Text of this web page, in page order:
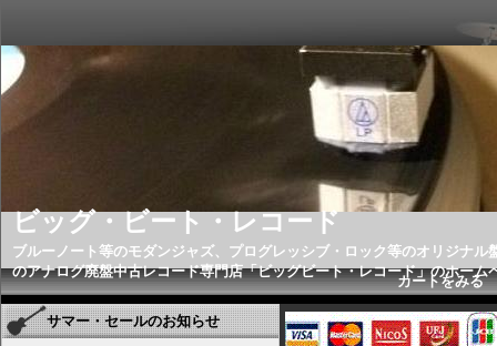
ビッグ・ビート・レコード
ブルーノート等のモダンジャズ、プログレッシブ・ロック等のオリジナル
のアナログ廃盤中古レコード専門店「ビッグビート・レコード」のホーム
カートをみる
サマー・セールのお知らせ